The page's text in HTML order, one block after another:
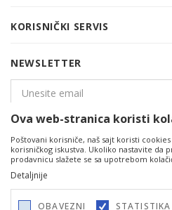
KORISNIČKI SERVIS
NEWSLETTER
Ova web-stranica koristi
Poštovani korisniče, naš sajt koristi
korisničkog iskustva. Ukoliko nastavite da
prodavnicu slažete se sa upotrebom
Detaljnije
OBAVEZNI STATISTIKA